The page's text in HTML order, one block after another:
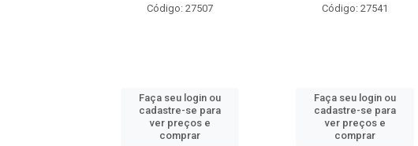
Código: 27507
Faça seu login ou
cadastre-se para
ver preços e
comprar
Código: 27541
Faça seu login ou
cadastre-se para
ver preços e
comprar